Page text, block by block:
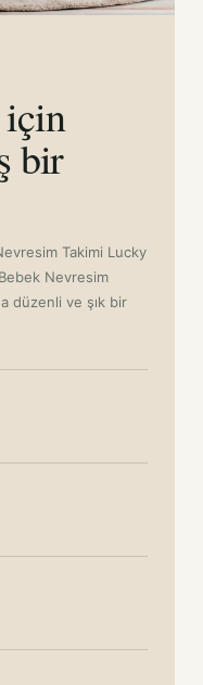
bir
Takimi Lucky
Nevresim
düzenli ve şık bir